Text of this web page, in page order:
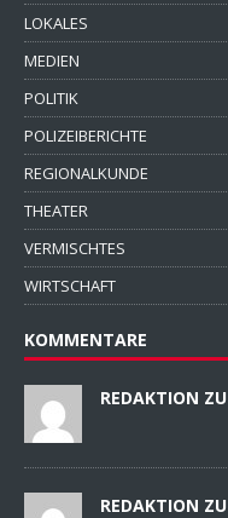
LOKALES
MEDIEN
POLITIK
POLIZEIBERICHTE
REGIONALKUNDE
THEATER
VERMISCHTES
WIRTSCHAFT
KOMMENTARE
REDAKTION ZU
REDAKTION ZU